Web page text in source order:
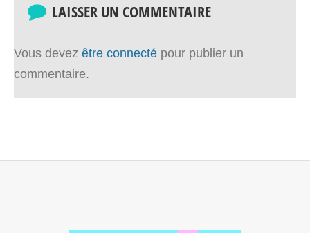
LAISSER UN COMMENTAIRE
Vous devez être connecté pour publier un
commentaire.